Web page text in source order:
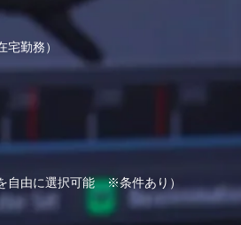
宅勤務）
自由に選択可能 ※条件あり）